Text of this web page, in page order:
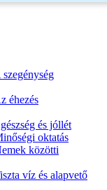
éhezés
és jóllét
oktatás
közötti
víz és alapvető